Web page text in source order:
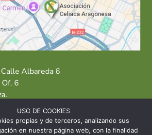
Calle Albareda 6
6
M: 635 638 563
USO DE COOKIES
propias y de terceros, analizando sus
en nuestra página web, con la finalidad